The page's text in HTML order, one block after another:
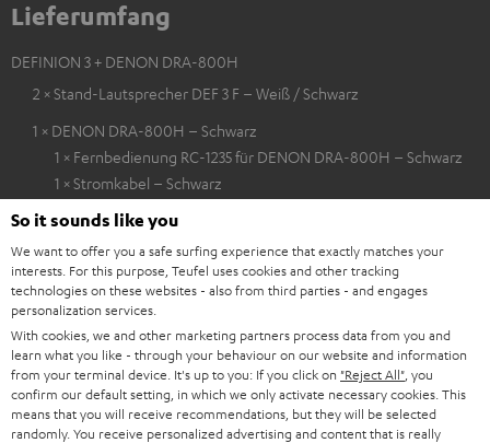
Lieferumfang
DEFINION 3 + DENON DRA-800H
2 × Stand-Lautsprecher DEF 3 F – Weiß / Schwarz
1 × DENON DRA-800H – Schwarz
1 × Fernbedienung RC-1235 für DENON DRA-800H – Schwarz
1 × Stromkabel – Schwarz
1 × 15 m Lautsprecherkabel C4515S – Weiß
2 × Bananenstecker C8502P (Paar) – Schwarz / Rot
2 × Satelliten Spikes AC 8544 BA – Titan
4 × Satelliten Spike – Titan
Downloads und Service
So it sounds like you
We want to offer you a safe surfing experience that exactly matches your
interests. For this purpose, Teufel uses cookies and other tracking
technologies on these websites - also from third parties - and engages
personalization services.
With cookies, we and other marketing partners process data from you and
learn what you like - through your behaviour on our website and information
from your terminal device. It's up to you: If you click on "Reject All" , you
confirm our default setting, in which we only activate necessary cookies. This
means that you will receive recommendations, but they will be selected
randomly. You receive personalized advertising and content that is really